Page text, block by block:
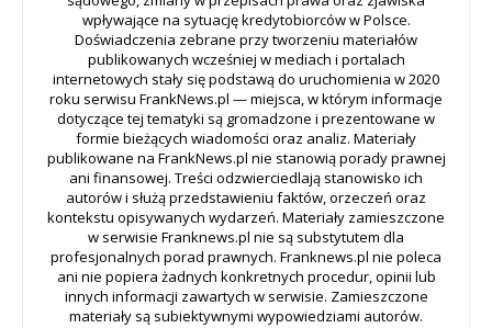
wpływające na sytuację kredytobiorców w Polsce.
Doświadczenia zebrane przy tworzeniu materiałów
publikowanych wcześniej w mediach i portalach
internetowych stały się podstawą do uruchomienia w 2020
roku serwisu FrankNews.pl — miejsca, w którym informacje
dotyczące tej tematyki są gromadzone i prezentowane w
formie bieżących wiadomości oraz analiz. Materiały
publikowane na FrankNews.pl nie stanowią porady prawnej
ani finansowej. Treści odzwierciedlają stanowisko ich
autorów i służą przedstawieniu faktów, orzeczeń oraz
kontekstu opisywanych wydarzeń. Materiały zamieszczone
w serwisie Franknews.pl nie są substytutem dla
profesjonalnych porad prawnych. Franknews.pl nie poleca
ani nie popiera żadnych konkretnych procedur, opinii lub
innych informacji zawartych w serwisie. Zamieszczone
materiały są subiektywnymi wypowiedziami autorów.